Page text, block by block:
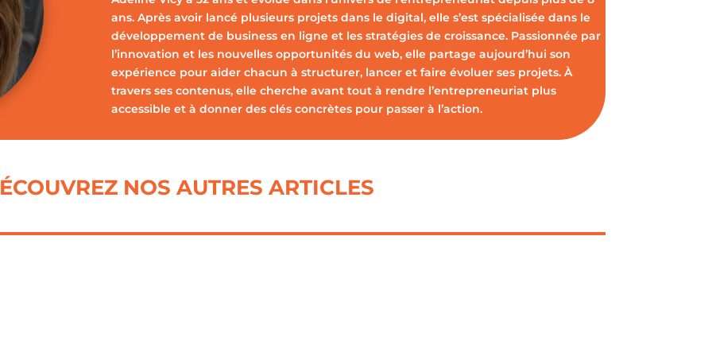
ans. Après avoir lancé plusieurs projets dans le digital, elle s’est spécialisée dans le
développement de business en ligne et les stratégies de croissance. Passionnée par
l’innovation et les nouvelles opportunités du web, elle partage aujourd’hui son
expérience pour aider chacun à structurer, lancer et faire évoluer ses projets. À
travers ses contenus, elle cherche avant tout à rendre l’entrepreneuriat plus
accessible et à donner des clés concrètes pour passer à l’action.
NOS AUTRES ARTICLES